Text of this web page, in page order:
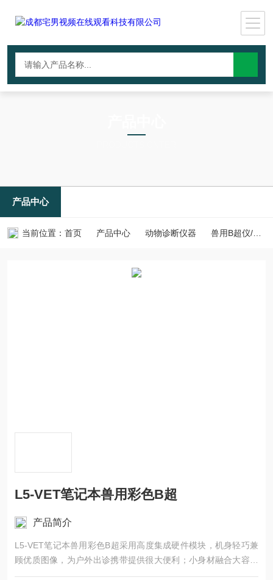
产品中心
当前位置： 首页 产品中心 动物诊断仪器 兽用B超仪/动物成像设备
L5-VET笔记本兽用彩色B超
产品简介
L5-VET笔记本兽用彩色B超采用高度集成硬件模块，机身轻巧兼
顾优质图像，为户外出诊携带提供很大便利；小身材融合大容量
锂电池，为户外诊断提供有效保障机身线条流畅、外观精致美